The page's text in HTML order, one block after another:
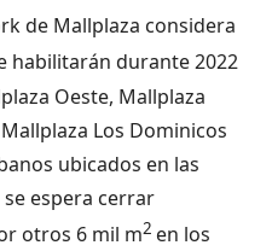
de Mallplaza considera
habilitarán durante 2022
Oeste, Mallplaza
Los Dominicos
ubicados en las
espera cerrar
otros 6 mil m2 en los